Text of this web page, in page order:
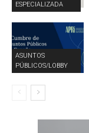
ESPECIALIZADA
ASUNTOS
PÚBLICOS/LOBBY